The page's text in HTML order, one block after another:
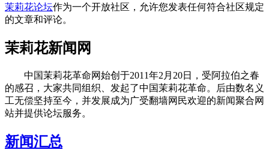
茉莉花论坛作为一个开放社区，允许您发表任何符合社区规定
的文章和评论。
茉莉花新闻网
中国茉莉花革命网始创于2011年2月20日，受阿拉伯之春
的感召，大家共同组织、发起了中国茉莉花革命。后由数名义
工无偿坚持至今，并发展成为广受翻墙网民欢迎的新闻聚合网
站并提供论坛服务。
新闻汇总